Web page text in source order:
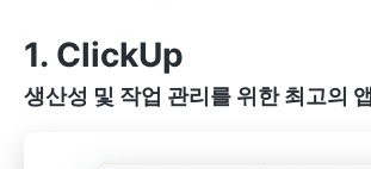
1. ClickUp
생산성 및 작업 관리를 위한 최고의 앱